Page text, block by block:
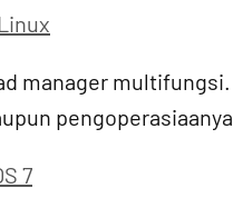
manager
7